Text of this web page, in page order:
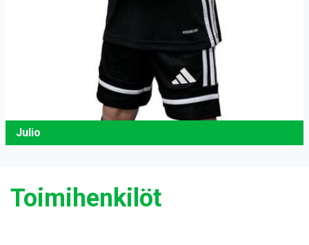
Julio
Toimihenkilöt